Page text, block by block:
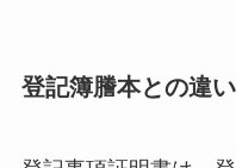
登記簿謄本との違い